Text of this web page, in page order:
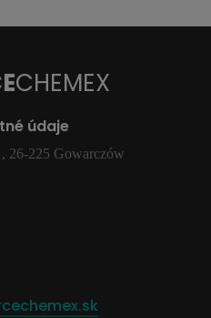
CHEMEX
údaje
26-225 Gowarczów